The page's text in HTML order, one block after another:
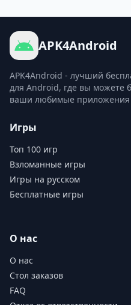
APK4Android
APK4Android - лучший
для Android, где вы можете
ваши любимые приложения
Игры
Топ 100 игр
Взломанные игры
Игры на русском
Бесплатные игры
О нас
О нас
Стол заказов
FAQ